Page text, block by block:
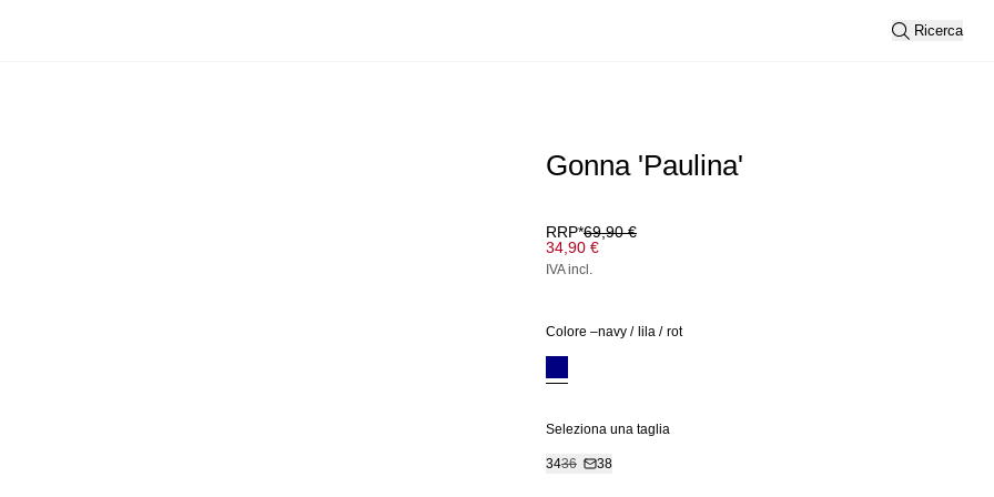
Ricerca
Gonna 'Paulina'
RRP*69,90 €
34,90 €
IVA incl.
Colore –navy / lila / rot
Seleziona una taglia
3436 38